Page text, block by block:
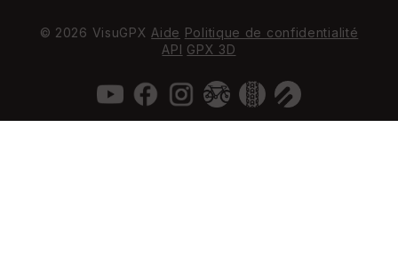
© 2026 VisuGPX Aide Politique de confidentialité
API GPX 3D